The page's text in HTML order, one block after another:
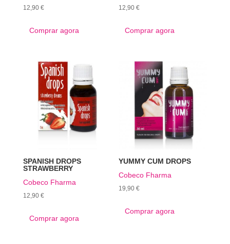
12,90 €
Comprar agora
12,90€
Comprar agora
SPANISH DROPS
STRAWBERRY
Cobeco Fharma
12,90 €
Comprar agora
YUMMY CUM DROPS
Cobeco Fharma
19,90€
Comprar agora